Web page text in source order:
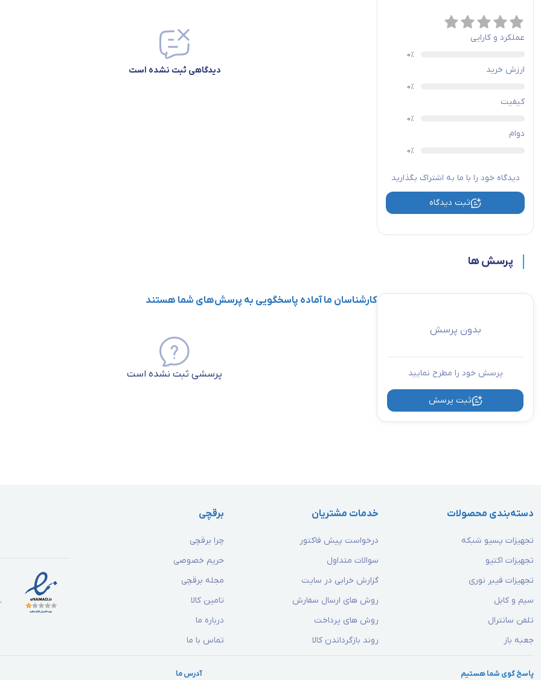
مشخصات کلی محصول سینی متحرک تخت HPI به شرح زیر می باشد :
جنس بدنه فلز
رنگ پودری مشکی
عملکرد و کارایی
ارزش خرید
کیفیت
دوام
دیدگاه خود را با ما به اشتراک بگذارید
ثبت دیدگاه
دیدگاهی ثبت نشده است
پرسش ها
بدون پرسش
پرسش خود را مطرح نمایید
ثبت پرسش
کارشناسان ما آماده پاسخگویی به پرسش‌های شما هستند
پرسشی ثبت نشده است
دسته‌بندی محصولات
تجهیزات پسیو شبکه
تجهیزات اکتیو
تجهیزات فیبر نوری
سیم و کابل
تلفن سانترال
جعبه باز
خدمات مشتریان
درخواست پیش فاکتور
سوالات متداول
گزارش خرابی در سایت
روش های ارسال سفارش
روش های پرداخت
روند بازگرداندن کالا
برقچی
چرا برقچی
حریم خصوصی
مجله برقچی
تامین کالا
درباره ما
تماس با ما
پاسخ گوی شما هستیم آدرس ما